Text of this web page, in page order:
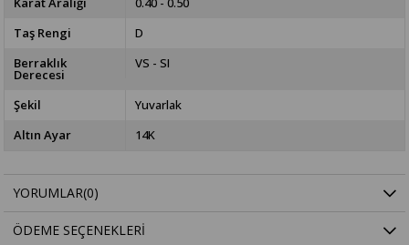
Taş Rengi
D
Berraklık
Derecesi
VS - SI
Şekil
Yuvarlak
Altın Ayar
14K
YORUMLAR(0)
ÖDEME SEÇENEKLERI